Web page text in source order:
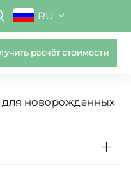
RU
расчёт стоимости
новорожденных